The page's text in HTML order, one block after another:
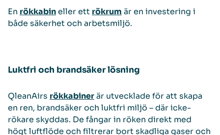
En rökkabineller ett rökrum är en investering i
både säkerhet och arbetsmiljö.
Luktfri och brandsäker lösning
QleanAirs rökkabinerär utvecklade för att skapa
en ren, brandsäker och luktfri miljö – där icke-
rökare skyddas. De fångar in röken direkt med
högt luftflöde och filtrerar bort skadliga gaser och